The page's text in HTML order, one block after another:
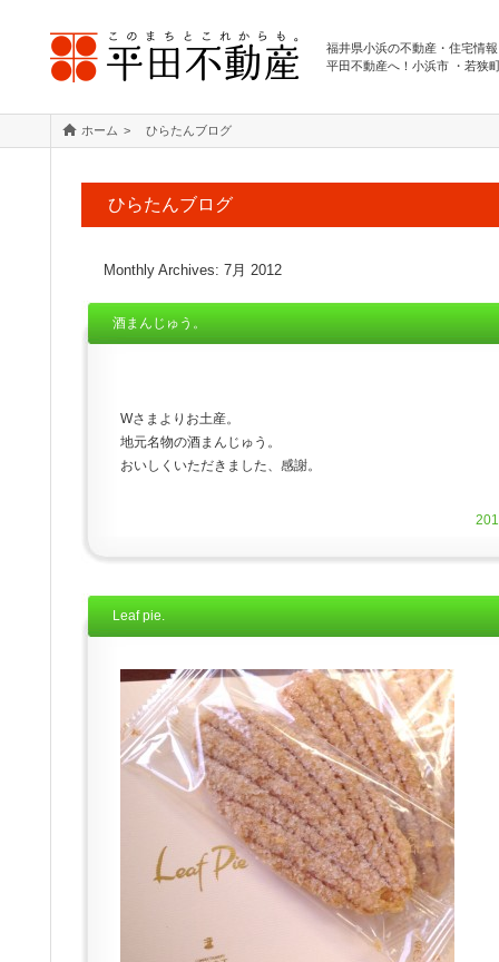
福井県小浜の不動産・住宅情
平田不動産へ！小浜市 ・若狭
ホーム ひらたんブログ
ひらたんブログ
Monthly Archives: 7月 2012
酒まんじゅう。
Wさまよりお土産。
地元名物の酒まんじゅう。
おいしくいただきました、感謝。
Leaf pie.